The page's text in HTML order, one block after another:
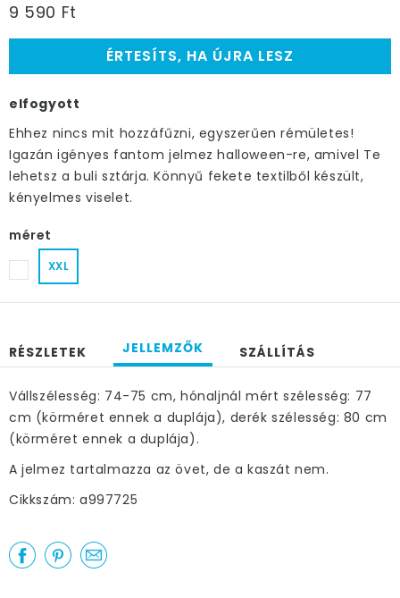
9 590 Ft
ÉRTESÍTS, HA ÚJRA LESZ
elfogyott
Ehhez nincs mit hozzáfűzni, egyszerűen rémületes!
Igazán igényes fantom jelmez halloween-re, amivel Te
lehetsz a buli sztárja. Könnyű fekete textilből készült,
kényelmes viselet.
méret
XXL
RÉSZLETEK JELLEMZŐK SZÁLLÍTÁS
Vállszélesség: 74-75 cm, hónaljnál mért szélesség: 77
cm (körméret ennek a duplája), derék szélesség: 80 cm
(körméret ennek a duplája).
A jelmez tartalmazza az övet, de a kaszát nem.
Cikkszám: a997725